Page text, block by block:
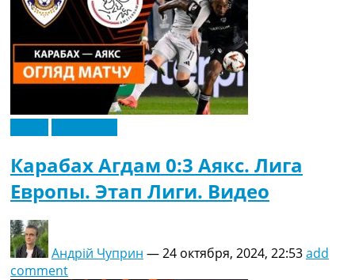
Карабах Агдам 0:3 Аякс. Лига
Европы. Этап Лиги. Видео
Андрій Чуприн —24 октября, 2024, 22:53add
comment